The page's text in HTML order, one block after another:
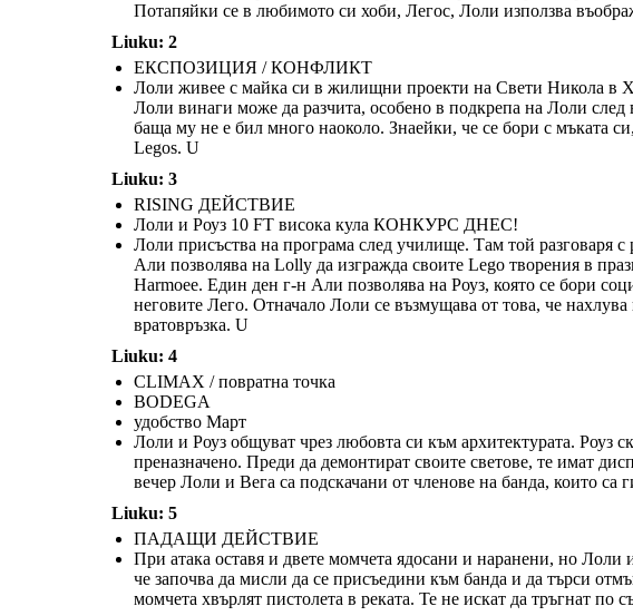
При атака оставя и двете момчета ядосани и наранени, но Лоли има
разочарован и толкова ядосан, че започва да мисли да се присъедини
към банда и да търси отмъщение. Дори си набавя пистолет. Лоли е в
състояние да отговори на Вега да не отмъщава и двете момчета
хвърлят пистолета в реката. Те не искат да тръгнат по същия трагичен
път като братът на Лоли Джърмейн.
РЕЗОЛЮЦИЯ
Лоли присъства на програма след училище. Там той разговаря с
режисьора г-н Али, който е социален работник, който помага на Лоли да
преработи мъката си. Г-н Али позволява на Lolly да изгражда своите Lego
избяга там, за да накара да повярва в света Harmoee. Един ден г-н Али
позволява на Роуз, която се бори социално поради аутизма си, да дойде в
Лего. Отначало Лоли се възмущава от това, че нахлува в неговото
светилище и я предизвиква на състезание за изграждане на кули, което
завършва с вратовръзка.
U
Краищата на история с Лоли да осъзнава, че въпреки че той винаги ще
пропусне брат си, той може да намери положителни начини да преливат
мъката си и да поддържате паметта Джърмейн жив, като говоря с него
и търсят помощ, когато той се нуждае от положителните влияния около
него. Лоли казва, че хората, с които сте приятели, могат или да ви
вдигнат нагоре, или да ви свалят ниско. Той осъзнава, че вашият избор
е това, което ви прави това, което сте.
Потапяйки се в любимото си хоби, Легос, Лоли използва
Liuku: 2
ЕКСПОЗИЦИЯ / КОНФЛИКТ
Лоли живее с майка си в жилищни проекти на Свети Никола в
Лоли винаги може да разчита, особено в подкрепа на Лоли
баща му не е бил много наоколо. Знаейки, че се бори с мъката
Legos. U
Liuku: 3
RISING ДЕЙСТВИЕ
Лоли и Роуз 10 FT висока кула КОНКУРС ДНЕС!
Лоли присъства на програма след училище. Там той разговаря
Али позволява на Lolly да изгражда своите Lego творения в
Harmoee. Един ден г-н Али позволява на Роуз, която се бори
неговите Лего. Отначало Лоли се възмущава от това, че
вратовръзка. U
Liuku: 4
CLIMAX / повратна точка
BODEGA
удобство Март
Лоли и Роуз общуват чрез любовта си към архитектурата. Роуз
преназначено. Преди да демонтират своите светове, те имат
вечер Лоли и Вега са подскачани от членове на банда, които
Liuku: 5
ПАДАЩИ ДЕЙСТВИЕ
При атака оставя и двете момчета ядосани и наранени, но Лоли
че започва да мисли да се присъедини към банда и да търси
момчета хвърлят пистолета в реката. Те не искат да тръгнат